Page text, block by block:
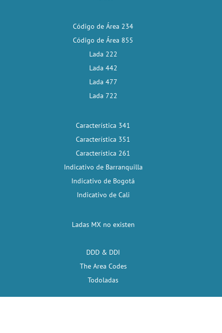
Código de Área 234
Código de Área 855
Lada 222
Lada 442
Lada 477
Lada 722
Característica 341
Característica 351
Característica 261
Indicativo de Barranquilla
Indicativo de Bogotá
Indicativo de Cali
Ladas MX no existen
DDD & DDI
The Area Codes
Todoladas